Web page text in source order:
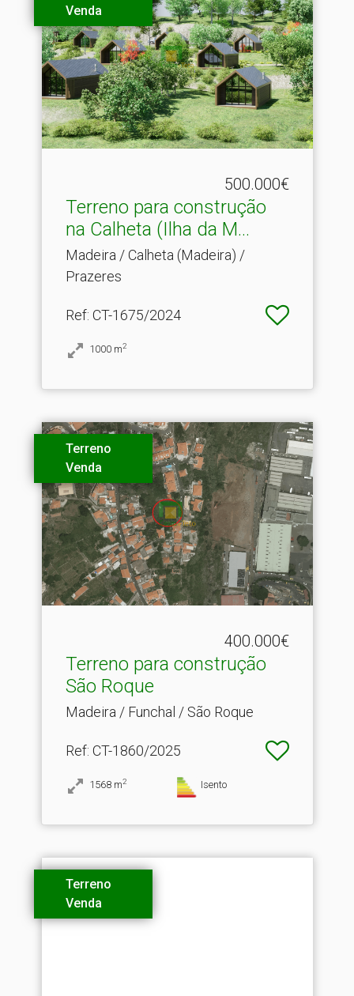
Venda
500.000€
Terreno para construção
na Calheta (Ilha da M.​..
Madeira / Calheta (Madeira) /
Prazeres
Ref: CT-1675/2024
1000 m2
Terreno
Venda
400.000€
Terreno para construção
São Roque
Madeira / Funchal / São Roque
Ref: CT-1860/2025
1568 m2 Isento
Terreno
Venda